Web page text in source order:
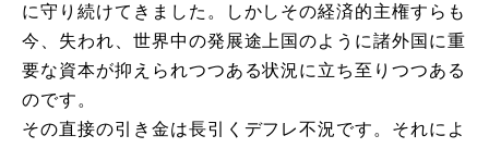
に守り続けてきました。しかしその経済的主権すらも
今、失われ、世界中の発展途上国のように諸外国に重
要な資本が抑えられつつある状況に立ち至りつつある
のです。
その直接の引き金は長引くデフレ不況です。それによ